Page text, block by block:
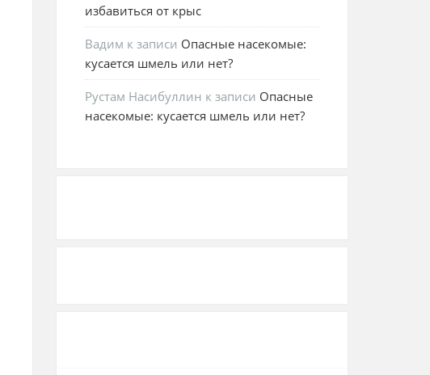
избавиться от крыс
Вадим к записи Опасные насекомые:
кусается шмель или нет?
Рустам Насибуллин к записи Опасные
насекомые: кусается шмель или нет?